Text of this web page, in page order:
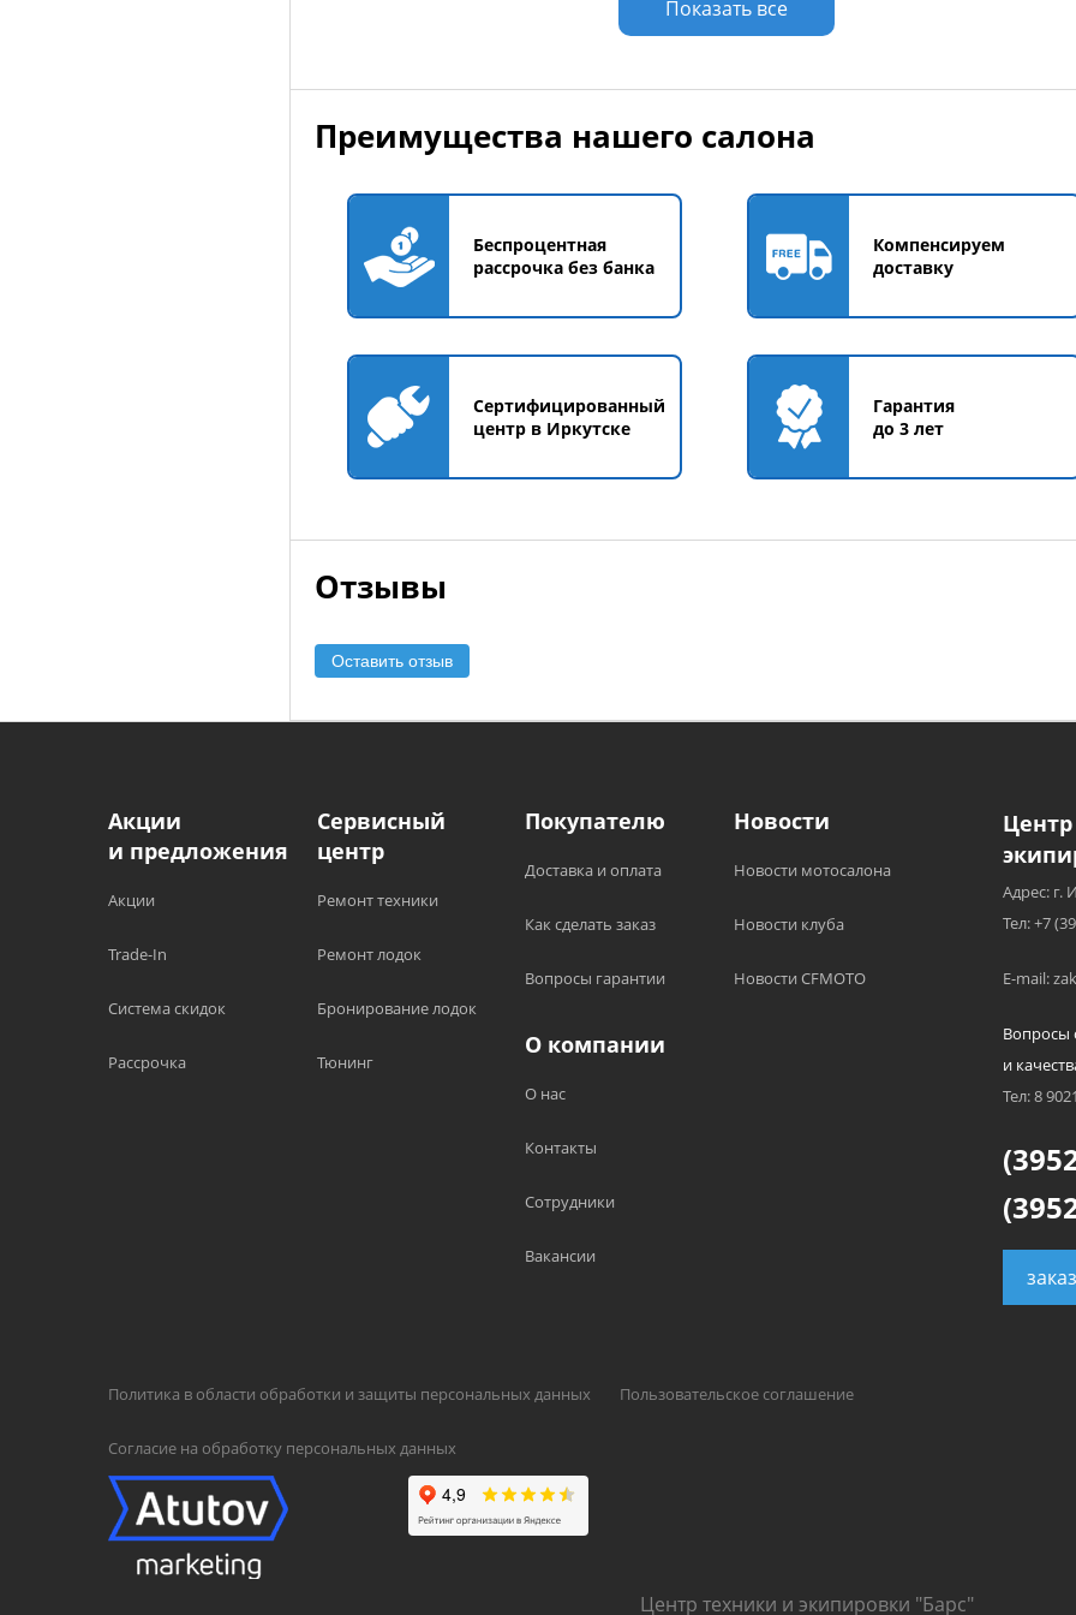
Показать все
Преимущества нашего салона
Беспроцентная
рассрочка без банка
Компенсируем
доставку
Сертифицированный
центр в Иркутске
Гарантия
до 3 лет
Отзывы
Оставить отзыв
Акции
и предложения
Акции
Trade-In
Система скидок
Рассрочка
Сервисный
центр
Ремонт техники
Ремонт лодок
Бронирование лодок
Тюнинг
Покупателю
Доставка и оплата
Как сделать заказ
Вопросы гарантии
Новости
Новости мотосалона
Новости клуба
Новости CFMOTO
О компании
О нас
Контакты
Сотрудники
Вакансии
Политика в области обработки и защиты персональных данных Пользовательское соглашение
Согласие на обработку персональных данных
Адрес: г.
Тел: +7
E-mail:
Вопросы
и
Тел: 8
Центр техники и экипировки "Барс"